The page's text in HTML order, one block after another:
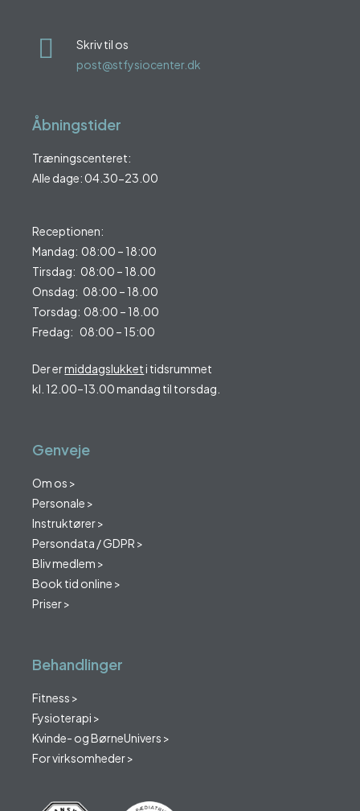
Skriv til os
post@stfysiocenter.dk
Åbningstider
Træningscenteret:
Alle dage: 04.30-23.00
Receptionen:
Mandag: 08:00 – 18:00
Tirsdag: 08:00 – 18.00
Onsdag: 08:00 – 18.00
Torsdag: 08:00 – 18.00
Fredag: 08:00 – 15:00
Der ermiddagslukketi tidsrummet
kl. 12.00–13.00 mandag til torsdag.
Genveje
Om os >
Personale >
Instruktører >
Persondata / GDPR >
Bliv medlem >
Book tid online >
Priser >
Behandlinger
Fitness >
Fysioterapi >
Kvinde- og BørneUnivers >
For virksomheder >